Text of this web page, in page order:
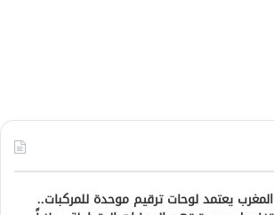
المغرب يعتمد لوحات ترقيم موحدة للمركبات..